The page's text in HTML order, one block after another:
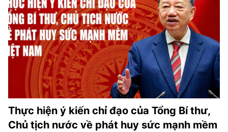
Thực hiện ý kiến chỉ đạo của Tổng Bí thư,
Chủ tịch nước về phát huy sức mạnh mềm